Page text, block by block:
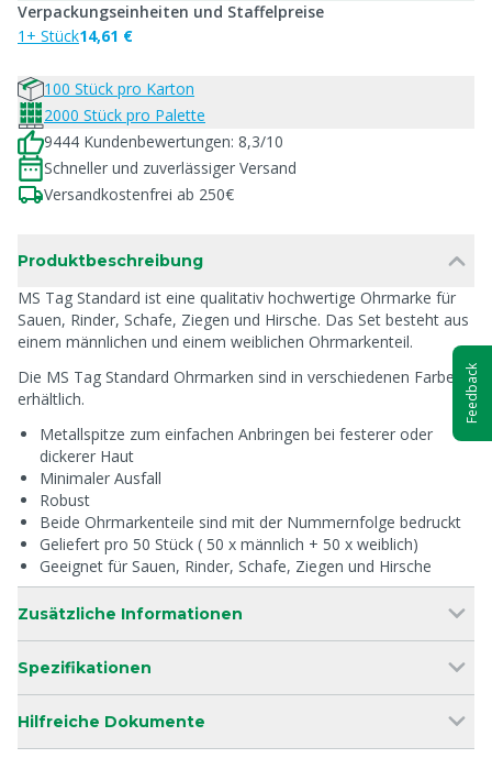
Verpackungseinheiten und Staffelpreise
1+ Stück14,61 €
100 Stück pro Karton
2000 Stück pro Palette
9444 Kundenbewertungen: 8,3/10
Schneller und zuverlässiger Versand
Versandkostenfrei ab 250€
Produktbeschreibung
MS Tag Standard ist eine qualitativ hochwertige Ohrmarke für
Sauen, Rinder, Schafe, Ziegen und Hirsche. Das Set besteht aus
einem männlichen und einem weiblichen Ohrmarkenteil.
Die MS Tag Standard Ohrmarken sind in verschiedenen Farben
erhältlich.
Metallspitze zum einfachen Anbringen bei festerer oder
dickerer Haut
Minimaler Ausfall
Robust
Beide Ohrmarkenteile sind mit der Nummernfolge bedruckt
Geliefert pro 50 Stück ( 50 x männlich + 50 x weiblich)
Geeignet für Sauen, Rinder, Schafe, Ziegen und Hirsche
Zusätzliche Informationen
Spezifikationen
Hilfreiche Dokumente
Feedback